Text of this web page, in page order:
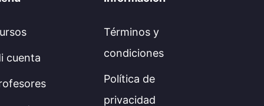
cuenta
Términos y
condiciones
Política de
privacidad